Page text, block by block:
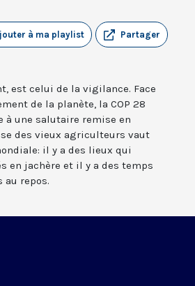
Partager
à ma playlist
est celui de la vigilance. Face
de la planète, la COP 28
à une salutaire remise en
des vieux agriculteurs vaut
il y a des lieux qui
en jachère et il y a des temps
au repos.